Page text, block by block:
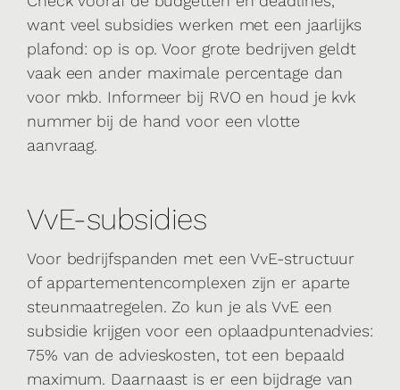
want veel subsidies werken met een jaarlijks
plafond: op is op. Voor grote bedrijven geldt
vaak een ander maximale percentage dan
voor mkb. Informeer bij RVO en houd je kvk
nummer bij de hand voor een vlotte
aanvraag.
VvE-subsidies
Voor bedrijfspanden met een VvE-structuur
of appartementencomplexen zijn er aparte
steunmaatregelen. Zo kun je als VvE een
subsidie krijgen voor een oplaadpuntenadvies:
75% van de advieskosten, tot een bepaald
maximum. Daarnaast is er een bijdrage van